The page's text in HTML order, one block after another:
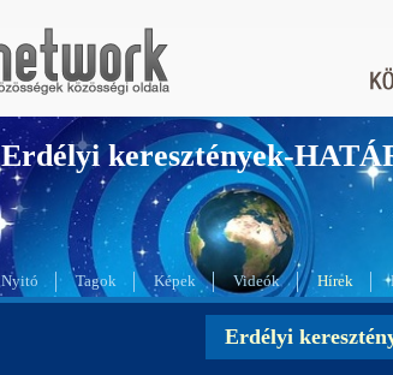
Erdélyi keresztények-
Nyitó Tagok Képek Videók Hírek
Erdélyi